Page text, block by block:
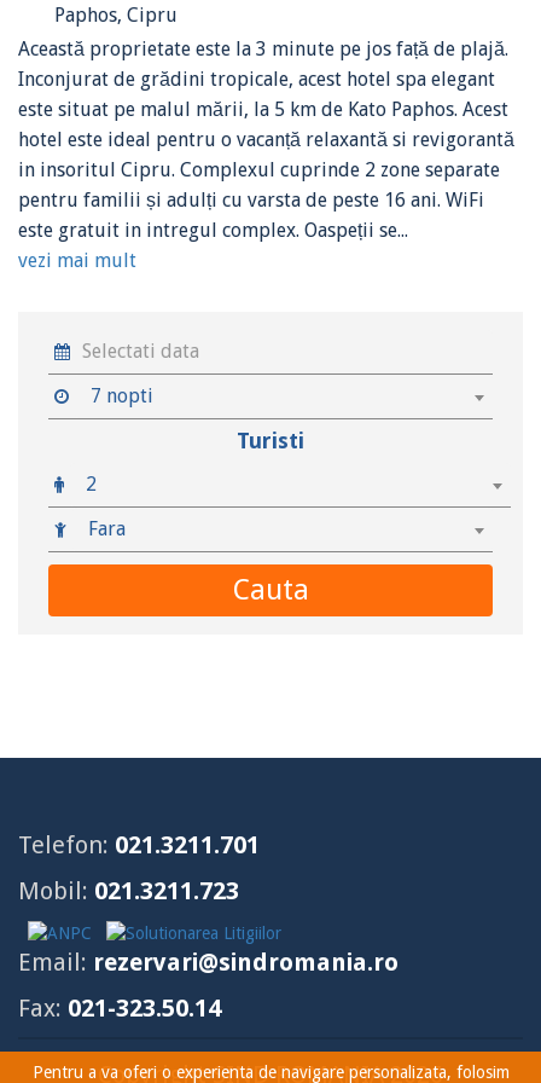
Paphos, Cipru
Această proprietate este la 3 minute pe jos față de plajă.
Inconjurat de grădini tropicale, acest hotel spa elegant
este situat pe malul mării, la 5 km de Kato Paphos. Acest
hotel este ideal pentru o vacanță relaxantă si revigorantă
in insoritul Cipru. Complexul cuprinde 2 zone separate
pentru familii și adulți cu varsta de peste 16 ani. WiFi
este gratuit in intregul complex. Oaspeții se...
vezi mai mult
7 nopti
Turisti
2
Fara
Cauta
Pentru a va oferi o experienta de navigare personalizata, folosim
Telefon: 021.3211.701
Mobil: 021.3211.723
Email: rezervari@sindromania.ro
Fax: 021-323.50.14
Copyright SIND ROMANIA 2026